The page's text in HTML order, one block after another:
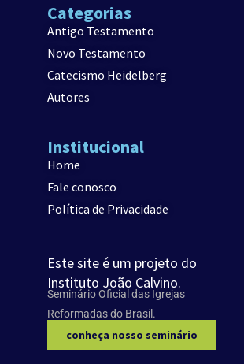
Categorias
Antigo Testamento
Novo Testamento
Catecismo Heidelberg
Autores
Institucional
Home
Fale conosco
Política de Privacidade
Este site é um projeto do
Instituto João Calvino.
Seminário Oficial das Igrejas
Reformadas do Brasil.
conheça nosso seminário